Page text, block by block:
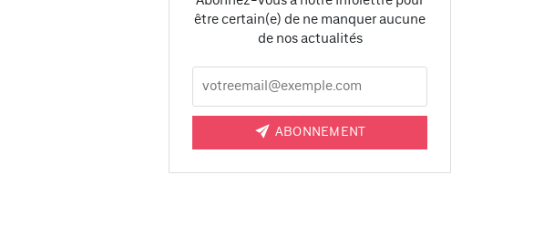
être certain(e) de ne manquer aucune
de nos actualités
ABONNEMENT